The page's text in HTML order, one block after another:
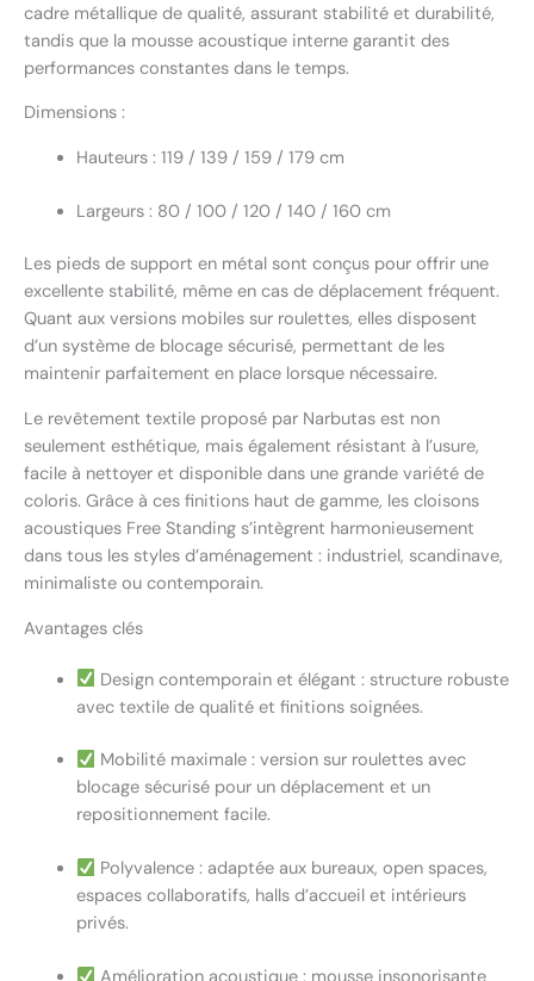
cadre métallique de qualité, assurant stabilité et durabilité,
tandis que la mousse acoustique interne garantit des
performances constantes dans le temps.
Dimensions :
Hauteurs : 119 / 139 / 159 / 179 cm
Largeurs : 80 / 100 / 120 / 140 / 160 cm
Les pieds de support en métal sont conçus pour offrir une
excellente stabilité, même en cas de déplacement fréquent.
Quant aux versions mobiles sur roulettes, elles disposent
d’un système de blocage sécurisé, permettant de les
maintenir parfaitement en place lorsque nécessaire.
Le revêtement textile proposé par Narbutas est non
seulement esthétique, mais également résistant à l’usure,
facile à nettoyer et disponible dans une grande variété de
coloris. Grâce à ces finitions haut de gamme, les cloisons
acoustiques Free Standing s’intègrent harmonieusement
dans tous les styles d’aménagement : industriel, scandinave,
minimaliste ou contemporain.
Avantages clés
Design contemporain et élégant : structure robuste
avec textile de qualité et finitions soignées.
Mobilité maximale : version sur roulettes avec
blocage sécurisé pour un déplacement et un
repositionnement facile.
Polyvalence : adaptée aux bureaux, open spaces,
espaces collaboratifs, halls d’accueil et intérieurs
privés.